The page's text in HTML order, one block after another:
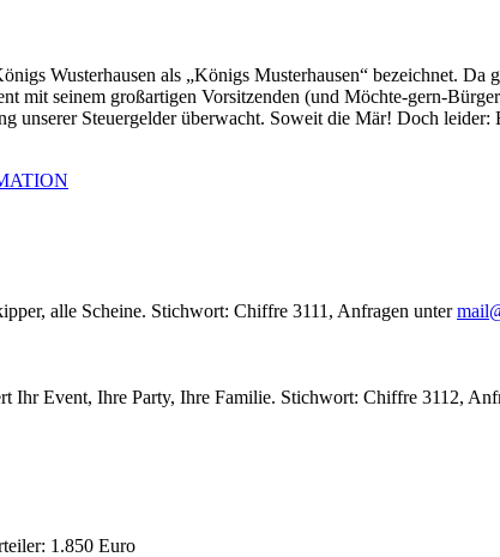
Wusterhausen als „Königs Musterhausen“ bezeichnet. Da
mit seinem großartigen Vorsitzenden (und Möchte-gern-
unserer Steuergelder überwacht. Soweit die Mär! Doch
alle Scheine. Stichwort: Chiffre 3111, Anfragen unter
Ihr Event, Ihre Party, Ihre Familie. Stichwort: Chiffre 3112,
1.850 Euro